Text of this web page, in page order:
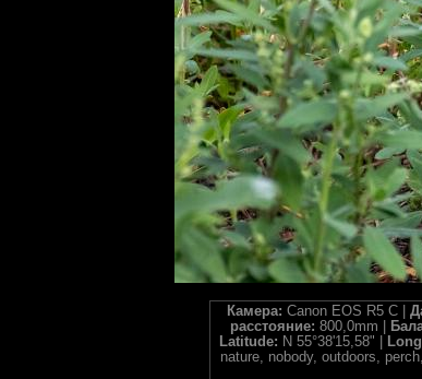
Камера: Canon EOS R5 C |
расстояние: 800,0mm |
Latitude: N 55°38'15,58" |
nature, nobody, outdoors,